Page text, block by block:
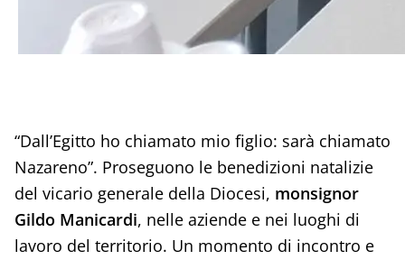
“Dall’Egitto ho chiamato mio figlio: sarà chiamato
Nazareno”. Proseguono le benedizioni natalizie
del vicario generale della Diocesi, monsignor
Gildo Manicardi, nelle aziende e nei luoghi di
lavoro del territorio. Un momento di incontro e